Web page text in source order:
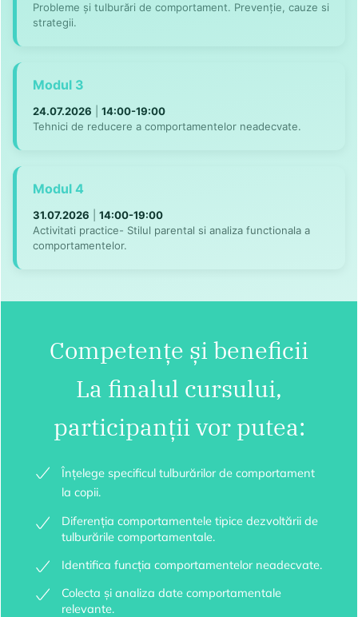
Probleme și tulburări de comportament. Prevenție, cauze si
strategii.
Modul 3
24.07.2026
14:00-19:00
Tehnici de reducere a comportamentelor neadecvate.
Modul 4
31.07.2026
14:00-19:00
Activitati practice- Stilul parental si analiza functionala a
comportamentelor.
Competențe și beneficii
La finalul cursului,
participanții vor putea:
Înțelege specificul tulburărilor de comportament
la copii.
Diferenția comportamentele tipice dezvoltării de
tulburările comportamentale.
Identifica funcția comportamentelor neadecvate.
Colecta și analiza date comportamentale
relevante.